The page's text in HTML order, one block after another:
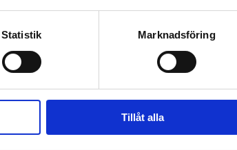
Statistik Marknadsföring
Tillåt alla
Kundservice
Prenumerera
Annonsera